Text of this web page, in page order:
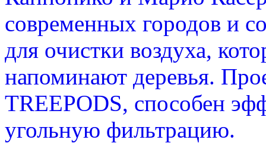
современных городов и
для очистки воздуха,
напоминают деревья.
TREEPODS, способен
угольную фильтрацию.